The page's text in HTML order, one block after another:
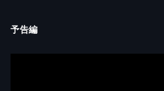
予告編